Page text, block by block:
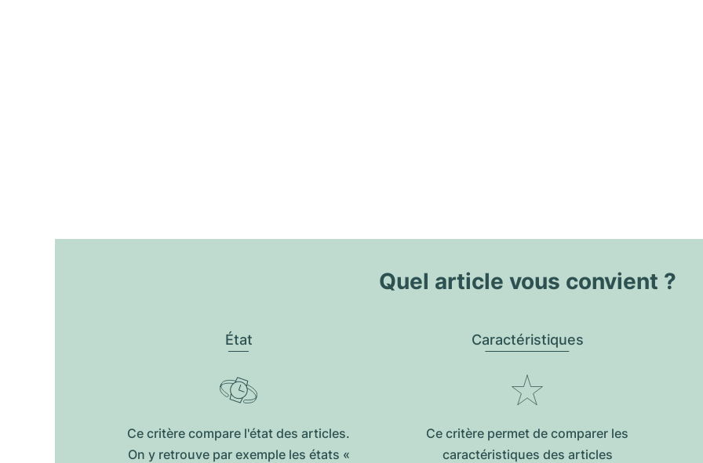
Quel article vous convient ?
État
Ce critère compare l'état des articles.
On y retrouve par exemple les états «
Caractéristiques
Ce critère permet de comparer les
caractéristiques des articles